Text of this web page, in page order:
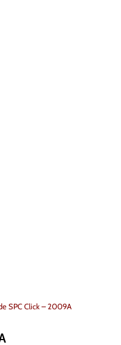
SPC Click – 2009A